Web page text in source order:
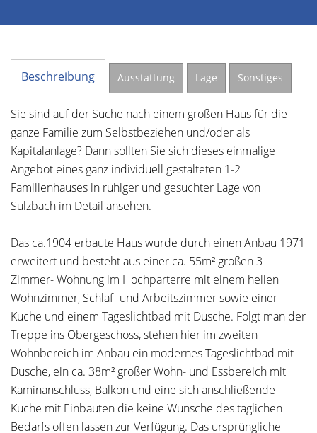
Beschreibung Ausstattung Lage Sonstiges
Sie sind auf der Suche nach einem großen Haus für die
ganze Familie zum Selbstbeziehen und/oder als
Kapitalanlage? Dann sollten Sie sich dieses einmalige
Angebot eines ganz individuell gestalteten 1-2
Familienhauses in ruhiger und gesuchter Lage von
Sulzbach im Detail ansehen.
Das ca.1904 erbaute Haus wurde durch einen Anbau 1971
erweitert und besteht aus einer ca. 55m² großen 3-
Zimmer- Wohnung im Hochparterre mit einem hellen
Wohnzimmer, Schlaf- und Arbeitszimmer sowie einer
Küche und einem Tageslichtbad mit Dusche. Folgt man der
Treppe ins Obergeschoss, stehen hier im zweiten
Wohnbereich im Anbau ein modernes Tageslichtbad mit
Dusche, ein ca. 38m² großer Wohn- und Essbereich mit
Kaminanschluss, Balkon und eine sich anschließende
Küche mit Einbauten die keine Wünsche des täglichen
Bedarfs offen lassen zur Verfügung. Das ursprüngliche